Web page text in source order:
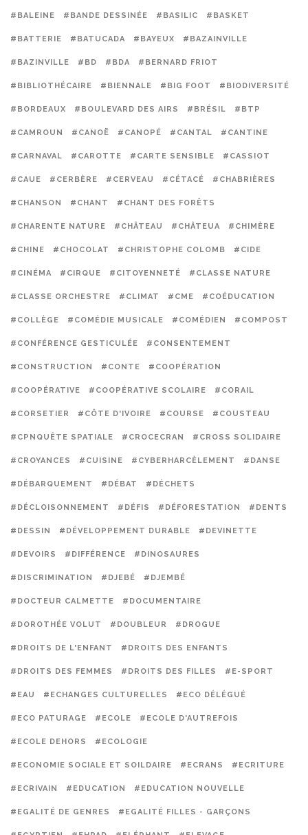
#BALEINE #BANDE DESSINÉE #BASILIC #BASKET
#BATTERIE #BATUCADA #BAYEUX #BAZAINVILLE
#BAZINVILLE #BD #BDA #BERNARD FRIOT
#BIBLIOTHÉCAIRE #BIENNALE #BIG FOOT #BIODIVERSITÉ
#BORDEAUX #BOULEVARD DES AIRS #BRÉSIL #BTP
#CAMROUN #CANOË #CANOPÉ #CANTAL #CANTINE
#CARNAVAL #CAROTTE #CARTE SENSIBLE #CASSIOT
#CAUE #CERBÈRE #CERVEAU #CÉTACÉ #CHABRIÈRES
#CHANSON #CHANT #CHANT DES FORÊTS
#CHARENTE NATURE #CHÂTEAU #CHÂTEUA #CHIMÈRE
#CHINE #CHOCOLAT #CHRISTOPHE COLOMB #CIDE
#CINÉMA #CIRQUE #CITOYENNETÉ #CLASSE NATURE
#CLASSE ORCHESTRE #CLIMAT #CME #COÉDUCATION
#COLLÈGE #COMÉDIE MUSICALE #COMÉDIEN #COMPOST
#CONFÉRENCE GESTICULÉE #CONSENTEMENT
#CONSTRUCTION #CONTE #COOPÉRATION
#COOPÉRATIVE #COOPÉRATIVE SCOLAIRE #CORAIL
#CORSETIER #CÔTE D'IVOIRE #COURSE #COUSTEAU
#CPNQUÊTE SPATIALE #CROCECRAN #CROSS SOLIDAIRE
#CROYANCES #CUISINE #CYBERHARCÈLEMENT #DANSE
#DÉBARQUEMENT #DÉBAT #DÉCHETS
#DÉCLOISONNEMENT #DÉFIS #DÉFORESTATION #DENTS
#DESSIN #DÉVELOPPEMENT DURABLE #DEVINETTE
#DEVOIRS #DIFFÉRENCE #DINOSAURES
#DISCRIMINATION #DJEBÉ #DJEMBÉ
#DOCTEUR CALMETTE #DOCUMENTAIRE
#DOROTHÉE VOLUT #DOUBLEUR #DROGUE
#DROITS DE L'ENFANT #DROITS DES ENFANTS
#DROITS DES FEMMES #DROITS DES FILLES #E-SPORT
#EAU #ECHANGES CULTURELLES #ECO DÉLÉGUÉ
#ECO PATURAGE #ECOLE #ECOLE D'AUTREFOIS
#ECOLE DEHORS #ECOLOGIE
#ECONOMIE SOCIALE ET SOILDAIRE #ECRANS #ECRITURE
#ECRIVAIN #EDUCATION #EDUCATION NOUVELLE
#EGALITÉ DE GENRES #EGALITÉ FILLES - GARÇONS